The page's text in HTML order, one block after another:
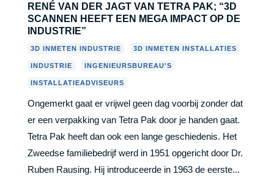
RENÉ VAN DER JAGT VAN TETRA PAK; “3D
SCANNEN HEEFT EEN MEGA IMPACT OP DE
INDUSTRIE”
3D INMETEN INDUSTRIE 3D INMETEN INSTALLATIES
INDUSTRIE INGENIEURSBUREAU'S
INSTALLATIEADVISEURS
Ongemerkt gaat er vrijwel geen dag voorbij zonder dat
er een verpakking van Tetra Pak door je handen gaat.
Tetra Pak heeft dan ook een lange geschiedenis. Het
Zweedse familiebedrijf werd in 1951 opgericht door Dr.
Ruben Rausing. Hij introduceerde in 1963 de eerste...